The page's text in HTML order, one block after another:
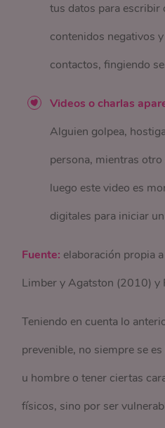
tus datos para escribir
contenidos negativos
contactos, fingiendo
Videos o charlas
Alguien golpea,
persona, mientras
luego este video es
digitales para iniciar
Fuente: elaboración propia
Limber y Agatston (2010) y
Teniendo en cuenta lo
prevenible, no siempre se
u hombre o tener ciertas
físicos, sino por ser